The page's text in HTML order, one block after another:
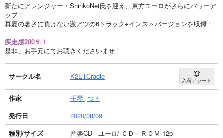
新たにアレンジャー・ShinkoNet氏を迎え、東方ユーロがさらにパワーア
ップ！
真夏の暑さに負けない激アツの6トラック+インストバージョンを収録！
疾走感200％！
是非、お手元にてお聴きくださいませ！
サークル名 K2E†Cradle 入荷アラート
作家 壬琴 つぅ
発行日
2020/08/09
種別/サイズ
音楽CD - ユーロ/ ＣＤ－ＲＯＭ 12p